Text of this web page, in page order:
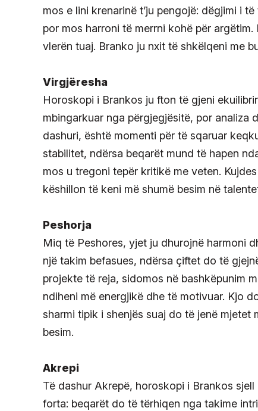
mos e lini krenarinë t’ju pengojë: dëgjimi i
por mos harroni të merrni kohë për
vlerën tuaj. Branko ju nxit të shkëlqeni me
Virgjëresha
Horoskopi i Brankos ju fton të gjeni
mbingarkuar nga përgjegjësitë, por analiza
dashuri, është momenti për të sqaruar
stabilitet, ndërsa beqarët mund të hapen
mos u tregoni tepër kritikë me veten.
këshillon të keni më shumë besim në
Peshorja
Miq të Peshores, yjet ju dhurojnë harmoni
një takim befasues, ndërsa çiftet do të
projekte të reja, sidomos në bashkëpunim
ndiheni më energjikë dhe të motivuar. Kjo
sharmi tipik i shenjës suaj do të jenë
besim.
Akrepi
Të dashur Akrepë, horoskopi i Brankos
forta: beqarët do të tërhiqen nga takime